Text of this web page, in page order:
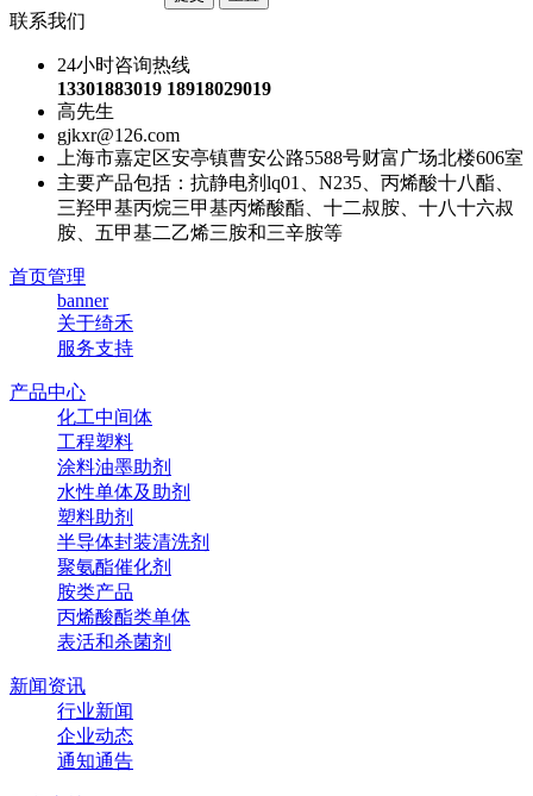
联系我们
24小时咨询热线
13301883019 18918029019
高先生
gjkxr@126.com
上海市嘉定区安亭镇曹安公路5588号财富广场北楼606室
主要产品包括：抗静电剂lq01、N235、丙烯酸十八酯、
三羟甲基丙烷三甲基丙烯酸酯、十二叔胺、十八十六叔
胺、五甲基二乙烯三胺和三辛胺等
首页管理
banner
关于绮禾
服务支持
产品中心
化工中间体
工程塑料
涂料油墨助剂
水性单体及助剂
塑料助剂
半导体封装清洗剂
聚氨酯催化剂
胺类产品
丙烯酸酯类单体
表活和杀菌剂
新闻资讯
行业新闻
企业动态
通知通告